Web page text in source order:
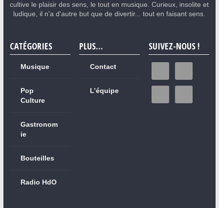
cultive le plaisir des sens, le tout en musique. Curieux, insolite et
ludique, il n'a d'autre but que de divertir... tout en faisant sens.
CATÉGORIES
Musique
Pop
Culture
Gastronom
ie
Bouteilles
Radio HdO
PLUS…
Contact
L’équipe
SUIVEZ-NOUS !